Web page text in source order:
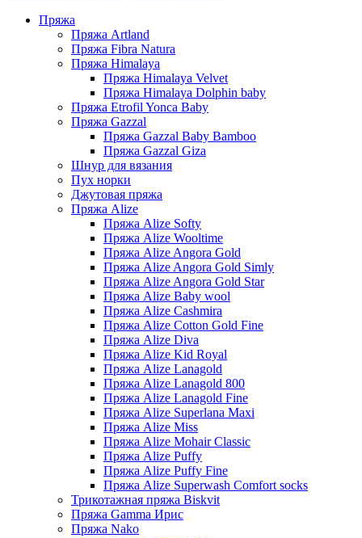
Пряжа
Пряжа Artland
Пряжа Fibra Natura
Пряжа Himalaya
Пряжа Himalaya Velvet
Пряжа Himalaya Dolphin baby
Пряжа Etrofil Yonca Baby
Пряжа Gazzal
Пряжа Gazzal Baby Bamboo
Пряжа Gazzal Giza
Шнур для вязания
Пух норки
Джутовая пряжа
Пряжа Alize
Пряжа Alize Softy
Пряжа Alize Wooltime
Пряжа Alize Angora Gold
Пряжа Alize Angora Gold Simly
Пряжа Alize Angora Gold Star
Пряжа Alize Baby wool
Пряжа Alize Cashmira
Пряжа Alize Cotton Gold Fine
Пряжа Alize Diva
Пряжа Alize Kid Royal
Пряжа Alize Lanagold
Пряжа Alize Lanagold 800
Пряжа Alize Lanagold Fine
Пряжа Alize Superlana Maxi
Пряжа Alize Miss
Пряжа Alize Mohair Classic
Пряжа Alize Puffy
Пряжа Alize Puffy Fine
Пряжа Alize Superwash Comfort socks
Трикотажная пряжа Biskvit
Пряжа Gamma Ирис
Пряжа Nako